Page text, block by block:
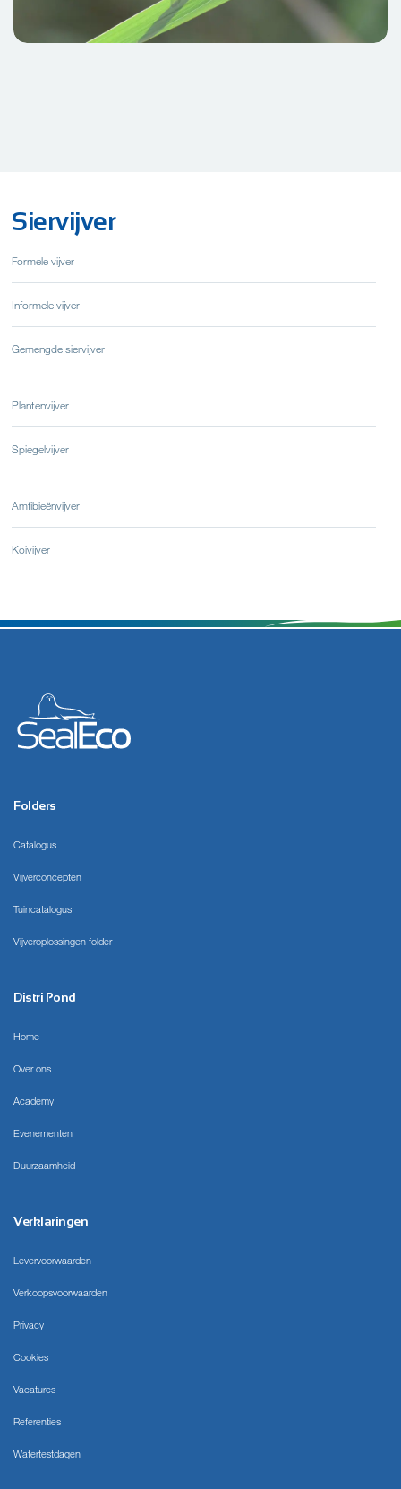
Siervijver
Formele vijver
Informele vijver
Gemengde siervijver
Plantenvijver
Spiegelvijver
Amfibieënvijver
Koivijver
Folders
Catalogus
Vijverconcepten
Tuincatalogus
Vijveroplossingen folder
Distri Pond
Home
Over ons
Academy
Evenementen
Duurzaamheid
Verklaringen
Levervoorwaarden
Verkoopsvoorwaarden
Privacy
Cookies
Vacatures
Referenties
Watertestdagen